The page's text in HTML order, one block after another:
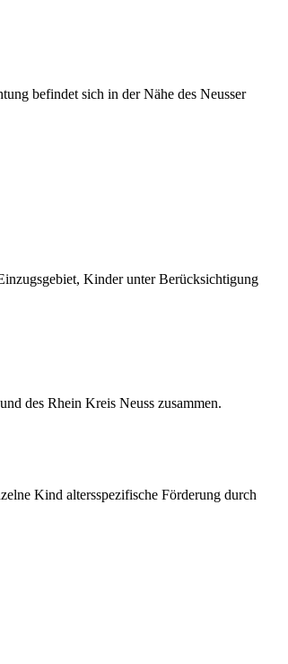
befindet sich in der Nähe des Neusser
Kinder unter Berücksichtigung
des Rhein Kreis Neuss zusammen.
Kind altersspezifische Förderung durch